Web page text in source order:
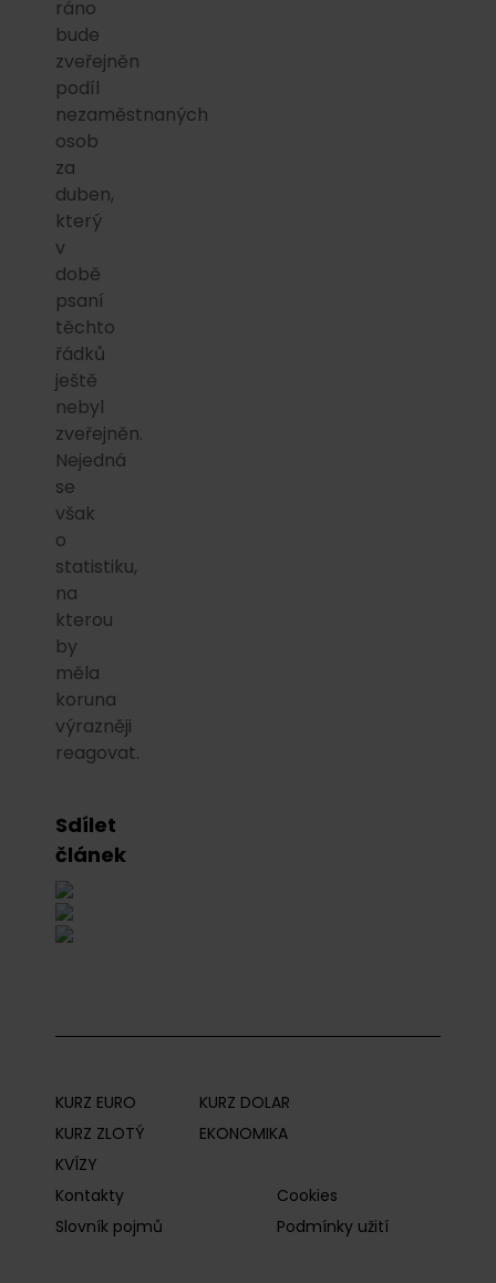
ráno
bude
zveřejněn
podíl
nezaměstnaných
osob
za
duben,
který
v
době
psaní
těchto
řádků
ještě
nebyl
zveřejněn.
Nejedná
se
však
o
statistiku,
na
kterou
by
měla
koruna
výrazněji
reagovat.
Sdílet
článek
KURZ EURO
KURZ DOLAR
KURZ ZLOTÝ
EKONOMIKA
KVÍZY
Kontakty
Cookies
Slovník pojmů
Podmínky užití